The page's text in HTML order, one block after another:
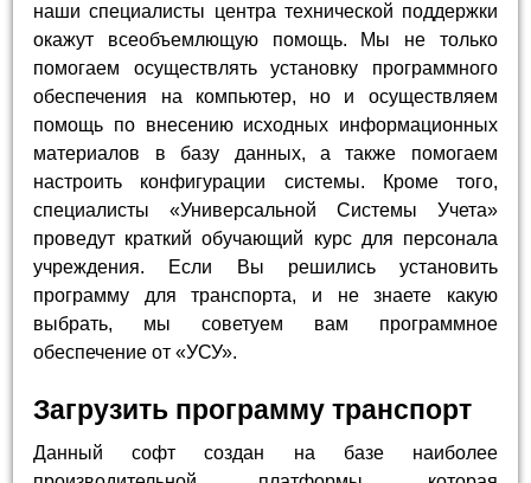
наши специалисты центра технической поддержки
окажут всеобъемлющую помощь. Мы не только
помогаем осуществлять установку программного
обеспечения на компьютер, но и осуществляем
помощь по внесению исходных информационных
материалов в базу данных, а также помогаем
настроить конфигурации системы. Кроме того,
специалисты «Универсальной Системы Учета»
проведут краткий обучающий курс для персонала
учреждения. Если Вы решились установить
программу для транспорта, и не знаете какую
выбрать, мы советуем вам программное
обеспечение от «УСУ».
Загрузить программу транспорт
Данный софт создан на базе наиболее